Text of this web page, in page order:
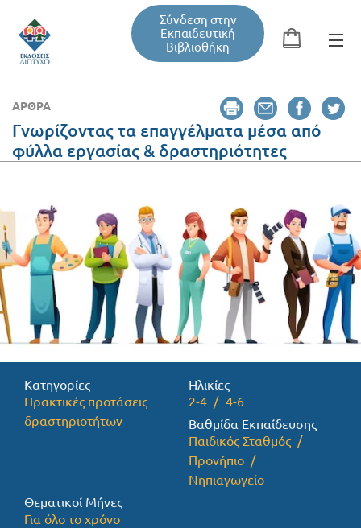
Σύνδεση στην
Εκπαιδευτική
Βιβλιοθήκη
Φόρμα αναζήτησης
Εκπαιδευτική Βιβλιοθήκη
Βιβλία
Σεμινάρια / Συνέδρια
Τεύχη Περιοδικών
Προσφορές
ΆΡΘΡΑ
Γνωρίζοντας τα επαγγέλματα μέσα από
φύλλα εργασίας & δραστηριότητες
Κατηγορίες
Πρακτικές προτάσεις
δραστηριοτήτων
Ηλικίες
2-4
4-6
Βαθμίδα Εκπαίδευσης
Παιδικός Σταθμός
Προνήπιο
Νηπιαγωγείο
Θεματικοί Μήνες
Για όλο το χρόνο